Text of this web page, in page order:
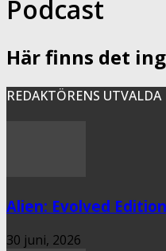
Podcast
Här finns det
REDAKTÖRENS UTVALDA
Alien: Evolved
30 juni, 2026